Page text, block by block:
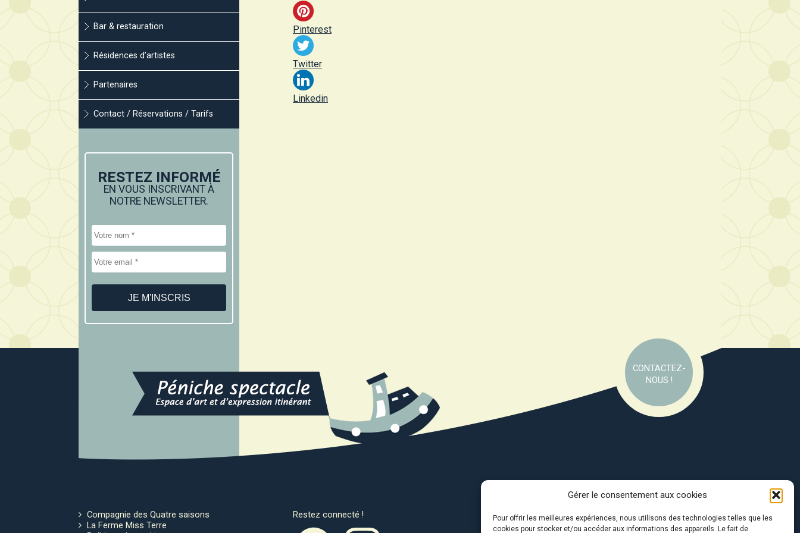
Gérer le consentement aux cookies
Pour offrir les meilleures expériences, nous utilisons des technologies telles que les
cookies pour stocker et/ou accéder aux informations des appareils. Le fait de
Bar & restauration
Résidences d’artistes
Partenaires
Contact / Réservations / Tarifs
RESTEZ INFORMÉ
EN VOUS INSCRIVANT À
NOTRE NEWSLETTER.
Pinterest
Twitter
Linkedin
CONTACTEZ-
NOUS !
Compagnie des Quatre saisons
La Ferme Miss Terre
Restez connecté ! Avec le soutien de :